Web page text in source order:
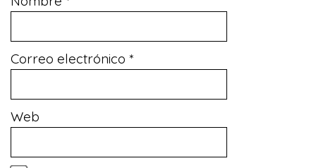
Correo electrónico *
Web